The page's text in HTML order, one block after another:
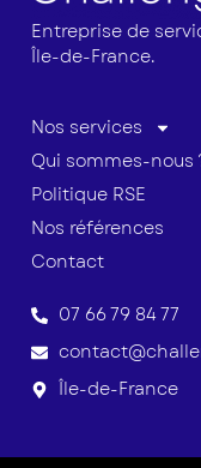
Entreprise de
Île-de-France.
Nos services
Qui sommes-nous
Politique RSE
Nos références
Contact
07 66 79 84 77
Île-de-France